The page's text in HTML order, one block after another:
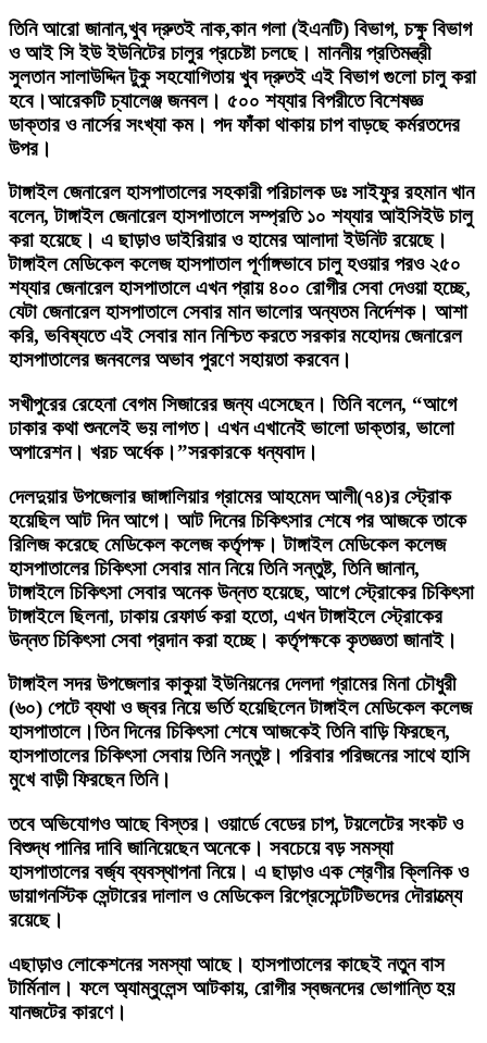
তিনি আরো জানান,খুব দ্রুতই নাক,কান গলা (ইএনটি) বিভাগ, চক্ষু বিভাগ
ও আই সি ইউ ইউনিটের চালুর প্রচেষ্টা চলছে। মাননীয় প্রতিমন্ত্রী
সুলতান সালাউদ্দিন টুকু সহযোগিতায় খুব দ্রুতই এই বিভাগ গুলো চালু করা
হবে।আরেকটি চ্যালেঞ্জ জনবল। ৫০০ শয্যার বিপরীতে বিশেষজ্ঞ
ডাক্তার ও নার্সের সংখ্যা কম। পদ ফাঁকা থাকায় চাপ বাড়ছে কর্মরতদের
উপর।
টাঙ্গাইল জেনারেল হাসপাতালের সহকারী পরিচালক ডঃ সাইফুর রহমান খান
বলেন, টাঙ্গাইল জেনারেল হাসপাতালে সম্প্রতি ১০ শয্যার আইসিইউ চালু
করা হয়েছে। এ ছাড়াও ডাইরিয়ার ও হামের আলাদা ইউনিট রয়েছে।
টাঙ্গাইল মেডিকেল কলেজ হাসপাতাল পূর্ণাঙ্গভাবে চালু হওয়ার পরও ২৫০
শয্যার জেনারেল হাসপাতালে এখন প্রায় ৪০০ রোগীর সেবা দেওয়া হচ্ছে,
যেটা জেনারেল হাসপাতালে সেবার মান ভালোর অন্যতম নির্দেশক। আশা
করি, ভবিষ্যতে এই সেবার মান নিশ্চিত করতে সরকার মহোদয় জেনারেল
হাসপাতালের জনবলের অভাব পুরণে সহায়তা করবেন।
সখীপুরের রেহেনা বেগম সিজারের জন্য এসেছেন। তিনি বলেন, “আগে
ঢাকার কথা শুনলেই ভয় লাগত। এখন এখানেই ভালো ডাক্তার, ভালো
অপারেশন। খরচ অর্ধেক।”সরকারকে ধন্যবাদ।
দেলদুয়ার উপজেলার জাঙ্গালিয়ার গ্রামের আহমেদ আলী(৭৪)র স্ট্রোক
হয়েছিল আট দিন আগে। আট দিনের চিকিৎসার শেষে পর আজকে তাকে
রিলিজ করেছে মেডিকেল কলেজ কর্তৃপক্ষ। টাঙ্গাইল মেডিকেল কলেজ
হাসপাতালের চিকিৎসা সেবার মান নিয়ে তিনি সন্তুষ্ট, তিনি জানান,
টাঙ্গাইলে চিকিৎসা সেবার অনেক উন্নত হয়েছে, আগে স্ট্রোকের চিকিৎসা
টাঙ্গাইলে ছিলনা, ঢাকায় রেফার্ড করা হতো, এখন টাঙ্গাইলে স্ট্রোকের
উন্নত চিকিৎসা সেবা প্রদান করা হচ্ছে। কর্তৃপক্ষকে কৃতজ্ঞতা জানাই।
টাঙ্গাইল সদর উপজেলার কাকুয়া ইউনিয়নের দেলদা গ্রামের মিনা চৌধুরী
(৬০) পেটে ব্যথা ও জ্বর নিয়ে ভর্তি হয়েছিলেন টাঙ্গাইল মেডিকেল কলেজ
হাসপাতালে।তিন দিনের চিকিৎসা শেষে আজকেই তিনি বাড়ি ফিরছেন,
হাসপাতালের চিকিৎসা সেবায় তিনি সন্তুষ্ট। পরিবার পরিজনের সাথে হাসি
মুখে বাড়ী ফিরছেন তিনি।
তবে অভিযোগও আছে বিস্তর। ওয়ার্ডে বেডের চাপ, টয়লেটের সংকট ও
বিশুদ্ধ পানির দাবি জানিয়েছেন অনেকে। সবচেয়ে বড় সমস্যা
হাসপাতালের বর্জ্য ব্যবস্থাপনা নিয়ে। এ ছাড়াও এক শ্রেণীর ক্লিনিক ও
ডায়াগনস্টিক সেন্টারের দালাল ও মেডিকেল রিপ্রেসেন্টেটিভদের দৌরাত্ম্যে
রয়েছে।
এছাড়াও লোকেশনের সমস্যা আছে। হাসপাতালের কাছেই নতুন বাস
টার্মিনাল। ফলে অ্যাম্বুলেন্স আটকায়, রোগীর স্বজনদের ভোগান্তি হয়
যানজটের কারণে।